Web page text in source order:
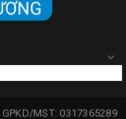
GPKD/MST: 0317365289